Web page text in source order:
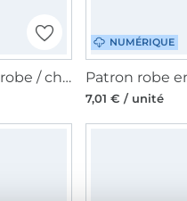
Ebook patron robe / chemise femme Sina Schnitte4Friends, en allemand
NUMÉRIQUE
7,01 € / unité